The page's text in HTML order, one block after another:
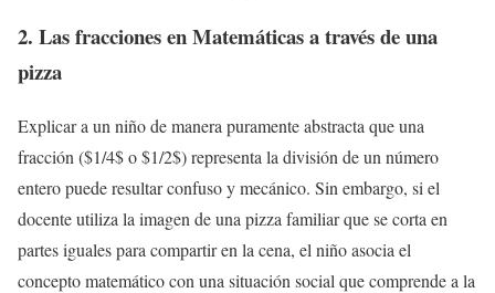
2. Las fracciones en Matemáticas a través de una
pizza
Explicar a un niño de manera puramente abstracta que una
fracción ($1/4$ o $1/2$) representa la división de un número
entero puede resultar confuso y mecánico. Sin embargo, si el
docente utiliza la imagen de una pizza familiar que se corta en
partes iguales para compartir en la cena, el niño asocia el
concepto matemático con una situación social que comprende a la